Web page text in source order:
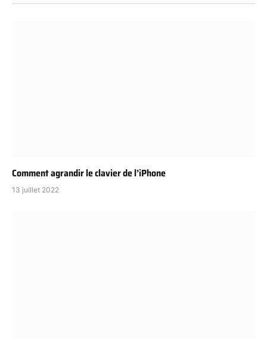
Comment agrandir le clavier de l’iPhone
13 juillet 2022